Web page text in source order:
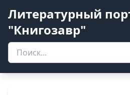
Литературный
"Книгозавр"